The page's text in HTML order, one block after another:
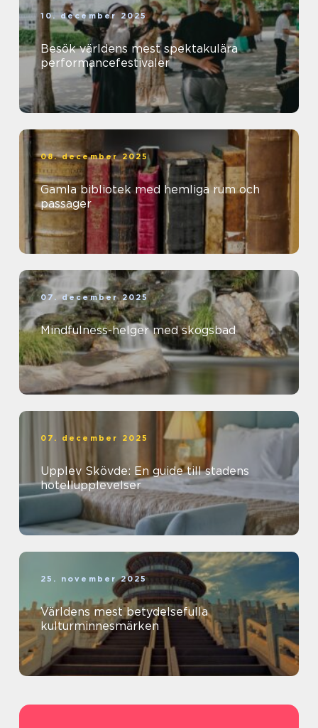
10. december 2025
Besök världens mest spektakulära
performancefestivaler
08. december 2025
Gamla bibliotek med hemliga rum och
passager
07. december 2025
Mindfulness-helger med skogsbad
07. december 2025
Upplev Skövde: En guide till stadens
hotellupplevelser
25. november 2025
Världens mest betydelsefulla
kulturminnesmärken